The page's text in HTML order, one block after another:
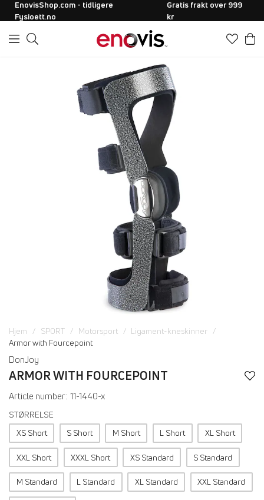
EnovisShop.com - tidligere
Fysioett.no
Gratis frakt over 999
kr
Hjem SPORT Motorsport
Ligament-kneskinner
Armor with Fourcepoint
DonJoy
ARMOR WITH FOURCEPOINT
Article number: 11-1440-x
STØRRELSE
XS Short S Short M Short L Short XL Short
XXL Short XXXL Short XS Standard S Standard
M Standard L Standard XL Standard XXL Standard